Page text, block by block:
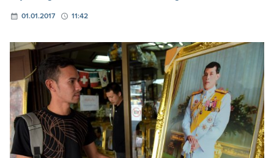
01.01.2017 11:42